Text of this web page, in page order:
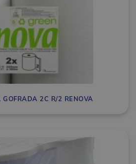
2C R/2 RENOVA